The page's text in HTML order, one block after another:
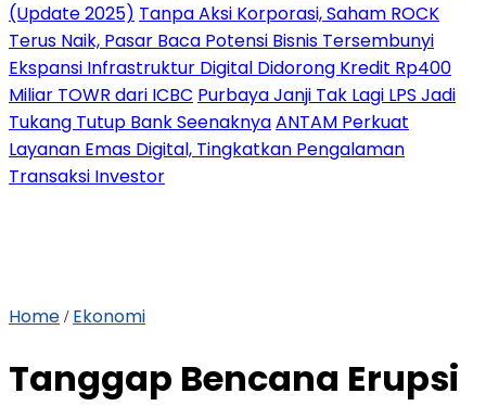
(Update 2025) Tanpa Aksi Korporasi, Saham ROCK
Terus Naik, Pasar Baca Potensi Bisnis Tersembunyi
Ekspansi Infrastruktur Digital Didorong Kredit Rp400
Miliar TOWR dari ICBC Purbaya Janji Tak Lagi LPS Jadi
Tukang Tutup Bank SeenaknyaANTAM Perkuat
Layanan Emas Digital, Tingkatkan Pengalaman
Transaksi Investor
Home / Ekonomi
Tanggap Bencana Erupsi